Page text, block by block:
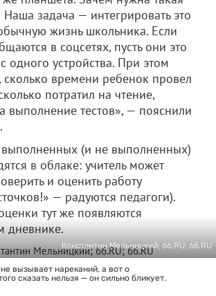
задача — интегрировать это
жизнь школьника. Если
в соцсетях, пусть они это
одного устройства. При этом
сколько времени ребенок провел
потратил на чтение,
выполнение тестов», — пояснили
(и не выполненных)
в облаке: учитель может
и оценить работу
— радуются педагоги).
тут же появляются
дневнике.
Константин Мельницкий; 66.RU; 66.RU
вызывает нареканий, а вот о
сказать нельзя — он сильно бликует.